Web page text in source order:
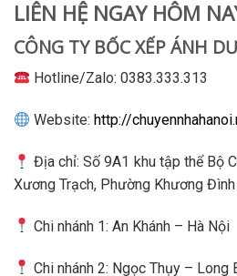
LIÊN HỆ NGAY HÔM
CÔNG TY BỐC XẾP ÁNH
Hotline/Zalo: 0383.333.313
Website: http://
Địa chỉ: Số 9A1 khu tập thể Bộ
Xương Trạch, Phường Khương
Chi nhánh 1: An Khánh – Hà Nội
Chi nhánh 2: Ngọc Thụy – Long